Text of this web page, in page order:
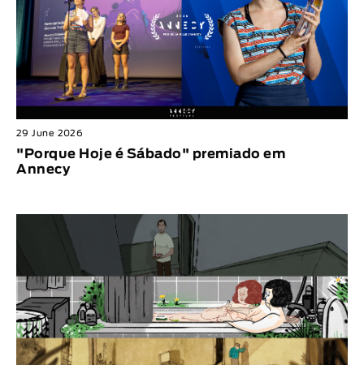
29 June 2026
"Porque Hoje é Sábado" premiado em
Annecy